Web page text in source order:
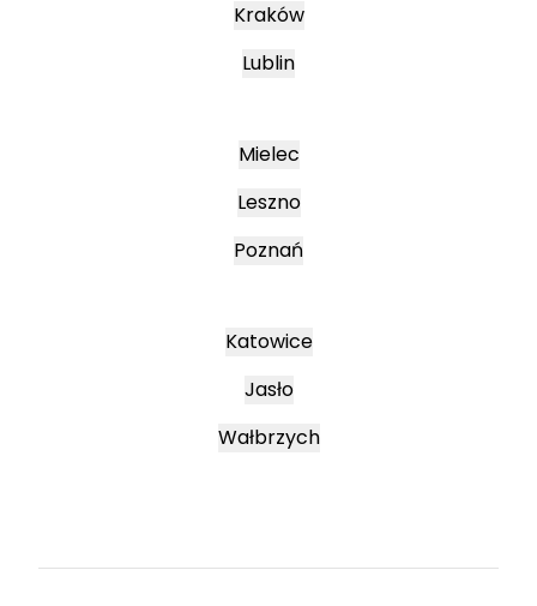
Kraków
Lublin
Mielec
Leszno
Poznań
Katowice
Jasło
Wałbrzych